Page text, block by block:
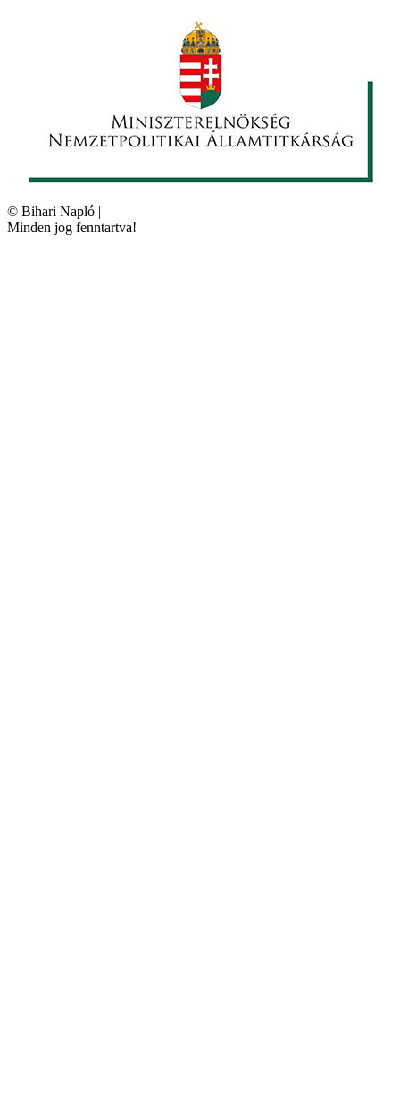
© Bihari Napló |
Minden jog fenntartva!